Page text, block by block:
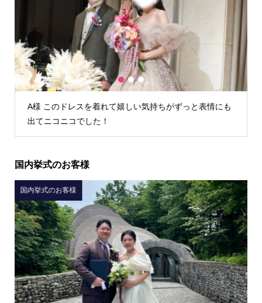
K様 TIG dressさんでウェディングドレスを借りて本当
によかったです！
1 2 3
国内挙式のお客様
国内挙式のお客様